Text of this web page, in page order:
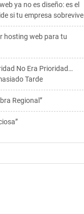
ya no es diseño: es el
si tu empresa sobrevive
hosting web para tu
No Era Prioridad…
Tarde
Regional”